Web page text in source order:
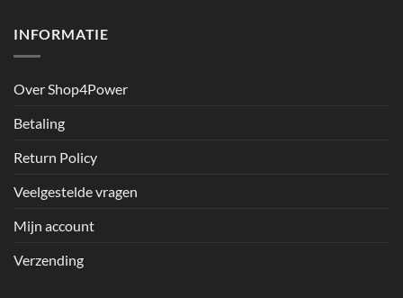
INFORMATIE
Over Shop4Power
Betaling
Return Policy
Veelgestelde vragen
Mijn account
Verzending